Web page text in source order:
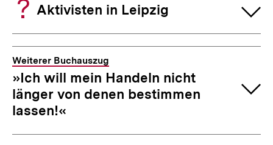
Aktivisten in Leipzig
Weiterer Buchauszug
»Ich will mein Handeln nicht
länger von denen bestimmen
lassen!«